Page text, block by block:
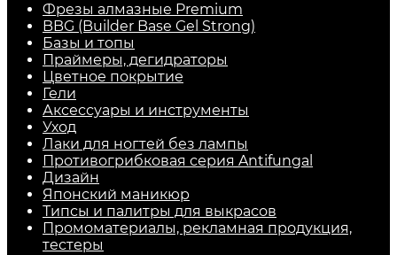
Фрезы алмазные Premium
BBG (Builder Base Gel Strong)
Базы и топы
Праймеры, дегидраторы
Цветное покрытие
Гели
Аксессуары и инструменты
Уход
Лаки для ногтей без лампы
Противогрибковая серия Antifungal
Дизайн
Японский маникюр
Типсы и палитры для выкрасов
Промоматериалы, рекламная продукция,
тестеры